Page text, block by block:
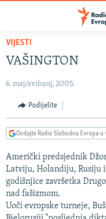
Pređite
glavni
Pređite
Pređite
pretragu
VIJESTI
SRBIJA
KOSOVO
VIZUELNO
VIDEO
FOTOGALERIJE
INFOGRAFIKE
PODCASTI
RAT U UKRAJINI
KINA NA BALKANU
RSE PRIČE IZ SVIJETA
VIJESTI
VAŠINGTON
6. maj/svibanj, 2005.
Podijelite
Dodajte Radio Slobodna Evropa u
Američki predsjednik
Latviju, Holandiju, Rusiju
godišnjice završetka
nad fašizmom.
Uoči evropske turneje,